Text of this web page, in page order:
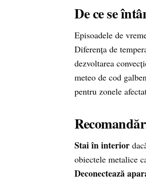
De ce se
Episoadele de
Diferența de
dezvoltarea
meteo de cod
pentru zonele
Stai în interior
obiectele metalice
Deconectează